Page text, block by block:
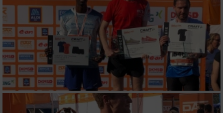
Erstellung von Profilen für personalisierte
Werbung
Verwendung von Profilen zur Auswahl
personalisierter Werbung
Erstellung von Profilen zur Personalisierung
von Inhalten
Verwendung von Profilen zur Auswahl
personalisierter Inhalte